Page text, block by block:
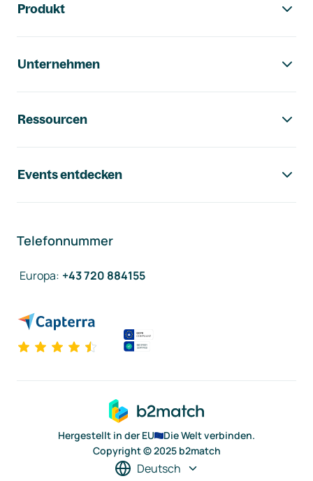
Produkt
Unternehmen
Ressourcen
Events entdecken
Telefonnummer
Europa: +43 720 884155
Hergestellt in der EU
Die Welt verbinden.
Copyright © 2025 b2match
Deutsch